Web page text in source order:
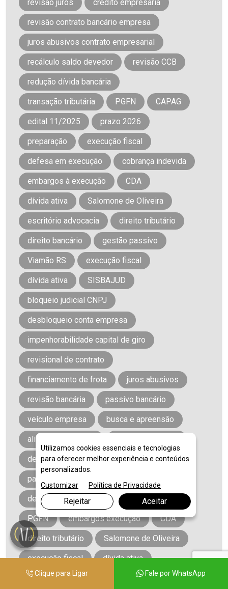
revisão juros crédito empresaria
revisão contrato bancário empresa
juros abusivos contrato empresarial
recálculo saldo devedor revisão CCB
redução dívida bancária
transação tributária PGFN CAPAG
edital 11/2025 prazo 2026
preparação execução fiscal
defesa em execução cobrança indevida
embargos à execução CDA
dívida ativa Salomone de Oliveira
escritório advocacia direito tributário
direito bancário gestão passivo
Viamão RS execução fiscal
dívida ativa SISBAJUD
bloqueio judicial CNPJ
desbloqueio conta empresa
impenhorabilidade capital de giro
revisional de contrato
financiamento de frota juros abusivos
revisão bancária passivo bancário
veículo empresa busca e apreensão
alienação fiduciária
defesa bancária financiamento veículo
passivo bancário
defesa execução fiscal dívida ativa
PGFN embargos execução CDA
direito tributário Salomone de Oliveira
execução fiscal dívida ativa
defesa execução fiscal
Clique para Ligar Fale por WhatsApp
Utilizamos cookies essenciais e tecnologias
para oferecer melhor experiência e conteúdos
personalizados.
Customizar
Política de Privacidade
Rejeitar Aceitar